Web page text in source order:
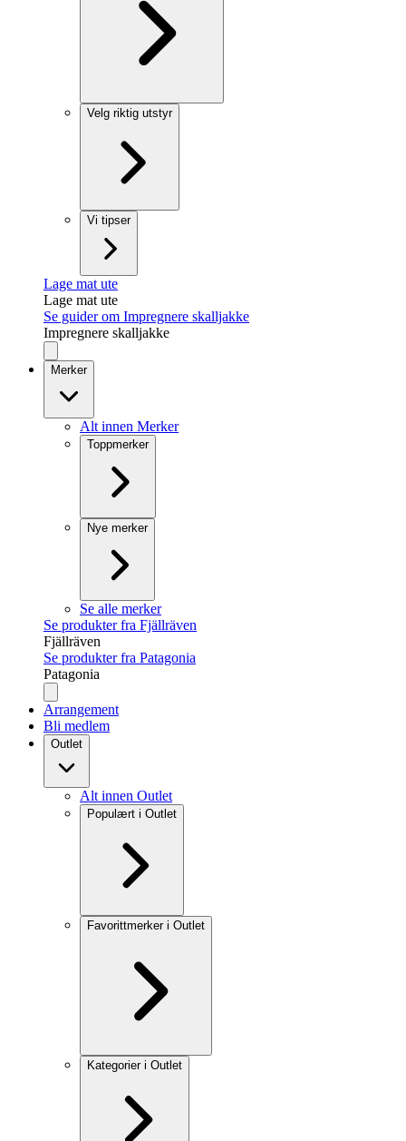
Velg riktig utstyr
Vi tipser
Lage mat ute
Lage mat ute
Se guider om Impregnere skalljakke
Impregnere skalljakke
Merker
Alt innen Merker
Toppmerker
Nye merker
Se alle merker
Se produkter fra Fjällräven
Fjällräven
Se produkter fra Patagonia
Patagonia
Arrangement
Bli medlem
Outlet
Alt innen Outlet
Populært i Outlet
Favorittmerker i Outlet
Kategorier i Outlet